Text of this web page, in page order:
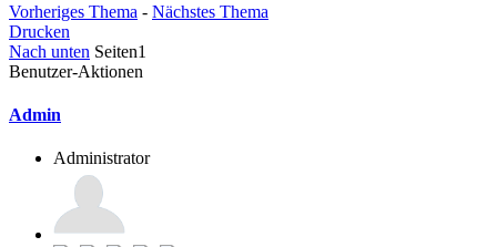
Vorheriges Thema - Nächstes Thema
Drucken
Nach unten Seiten1
Benutzer-Aktionen
Admin
Administrator